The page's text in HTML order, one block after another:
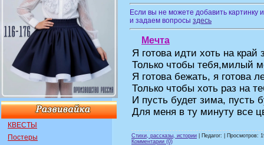
КВЕСТЫ
Постеры
Если вы не можете добавить
и задаем вопросы здесь
Мечта
Я готова идти хоть на край
Только чтобы тебя,милый
Я готова бежать, я готова
Только чтобы хоть раз на
И пусть будет зима, пусть
Для меня в ту минуту все
Стихи, рассказы, истории | Педагог: | Просмотров:
Комментарии (0)